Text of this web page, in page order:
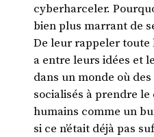
cyberharceler.
bien plus marrant de
De leur rappeler toute
a entre leurs idées et
dans un monde où
socialisés à prendre le
humains comme un
si ce n’était déjà pas